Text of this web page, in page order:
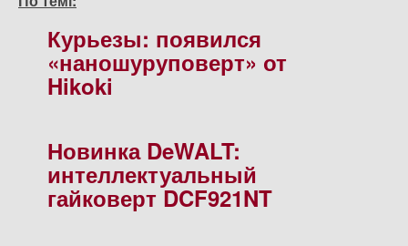
Курьезы: появился
«наношуруповерт» от
Hikoki
Новинка DeWALT:
интеллектуальный
гайковерт DCF921NT